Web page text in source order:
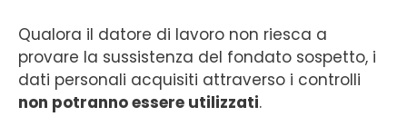
Qualora il datore di lavoro non riesca a
provare la sussistenza del fondato sospetto, i
dati personali acquisiti attraverso i controlli
non potranno essere utilizzati.